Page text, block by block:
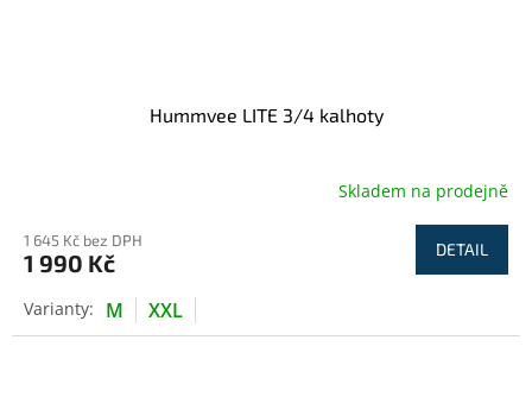
Hummvee LITE 3/4 kalhoty
Skladem na prodejně
1 645 Kč bez DPH
1 990 Kč DETAIL
M XXL